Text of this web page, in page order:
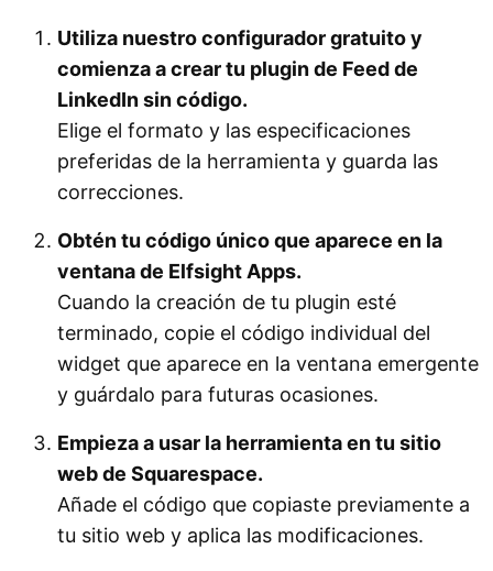
Utiliza nuestro configurador gratuito y
comienza a crear tu plugin de Feed de
LinkedIn sin código.
Elige el formato y las especificaciones
preferidas de la herramienta y guarda las
correcciones.
Obtén tu código único que aparece en la
ventana de Elfsight Apps.
Cuando la creación de tu plugin esté
terminado, copie el código individual del
widget que aparece en la ventana emergente
y guárdalo para futuras ocasiones.
Empieza a usar la herramienta en tu sitio
web de Squarespace.
Añade el código que copiaste previamente a
tu sitio web y aplica las modificaciones.